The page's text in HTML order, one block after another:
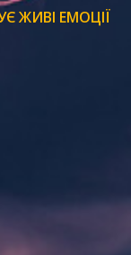
ЖИВІ ЕМОЦІЇ